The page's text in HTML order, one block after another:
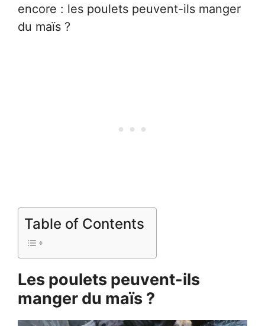
encore : les poulets peuvent-ils manger
du maïs ?
Table of Contents
Les poulets peuvent-ils
manger du maïs ?